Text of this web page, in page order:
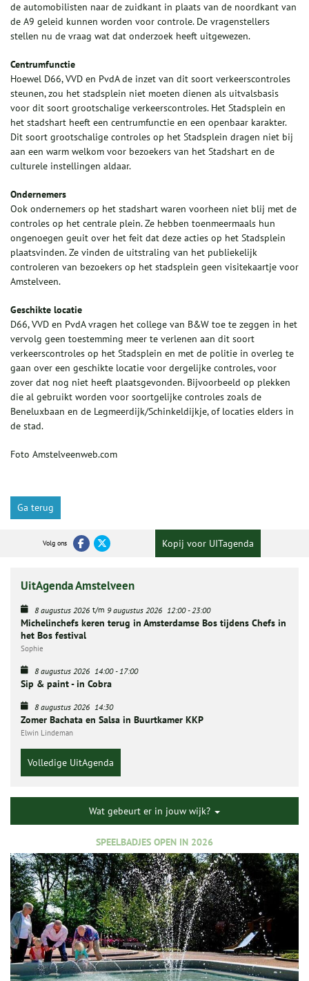
de automobilisten naar de zuidkant in plaats van de noordkant van
de A9 geleid kunnen worden voor controle. De vragenstellers
stellen nu de vraag wat dat onderzoek heeft uitgewezen.
Centrumfunctie
Hoewel D66, VVD en PvdA de inzet van dit soort verkeerscontroles
steunen, zou het stadsplein niet moeten dienen als uitvalsbasis
voor dit soort grootschalige verkeerscontroles. Het Stadsplein en
het stadshart heeft een centrumfunctie en een openbaar karakter.
Dit soort grootschalige controles op het Stadsplein dragen niet bij
aan een warm welkom voor bezoekers van het Stadshart en de
culturele instellingen aldaar.
Ondernemers
Ook ondernemers op het stadshart waren voorheen niet blij met de
controles op het centrale plein. Ze hebben toenmeermaals hun
ongenoegen geuit over het feit dat deze acties op het Stadsplein
plaatsvinden. Ze vinden de uitstraling van het publiekelijk
controleren van bezoekers op het stadsplein geen visitekaartje voor
Amstelveen.
Geschikte locatie
D66, VVD en PvdA vragen het college van B&W toe te zeggen in het
vervolg geen toestemming meer te verlenen aan dit soort
verkeerscontroles op het Stadsplein en met de politie in overleg te
gaan over een geschikte locatie voor dergelijke controles, voor
zover dat nog niet heeft plaatsgevonden. Bijvoorbeeld op plekken
die al gebruikt worden voor soortgelijke controles zoals de
Beneluxbaan en de Legmeerdijk/Schinkeldijkje, of locaties elders in
de stad.
Foto Amstelveenweb.com
Ga terug
Volg ons Kopij voor UITagenda
UitAgenda Amstelveen
8 augustus 2026 t/m 9 augustus 2026 12:00-23:00
Michelinchefs keren terug in Amsterdamse Bos tijdens Chefs in
het Bos festival
Sophie
8 augustus 2026 14:00-17:00
Sip & paint - in Cobra
8 augustus 2026 14:30
Zomer Bachata en Salsa in Buurtkamer KKP
Elwin Lindeman
Volledige UitAgenda
Wat gebeurt er in jouw wijk?
SPEELBADJES OPEN IN 2026